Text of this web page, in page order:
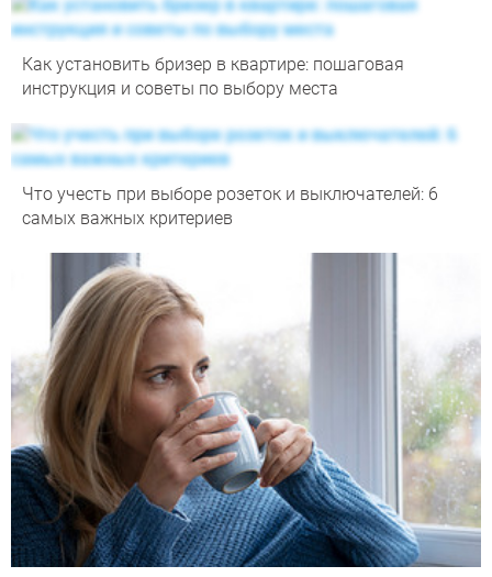
Как установить бризер в квартире: пошаговая
инструкция и советы по выбору места
Что учесть при выборе розеток и выключателей: 6
самых важных критериев